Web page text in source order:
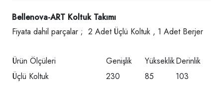
Bellenova-ART Koltuk Takımı
Fiyata dahil parçalar ; 2 Adet Üçlü Koltuk , 1 Adet Berjer
Ürün Ölçüleri Genişlik YükseklikDerinlik
Üçlü Koltuk
230 85
103